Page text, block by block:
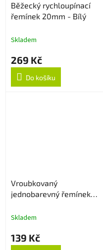
Běžecký rychloupínací
řemínek 20mm - Bílý
Skladem
269 Kč
Do košíku
Vroubkovaný
jednobarevný řemínek
Skladem
139 Kč